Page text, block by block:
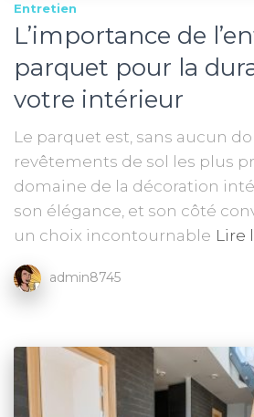
Entretien
L’importance de
parquet pour la
votre intérieur
Le parquet est, sans aucun
revêtements de sol les plus
domaine de la décoration
son élégance, et son côté
un choix incontournable Lire
admin8745